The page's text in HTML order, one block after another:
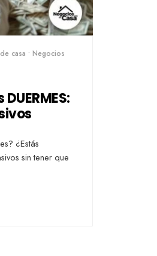
casa • Negocios
¿Estás
sin tener que